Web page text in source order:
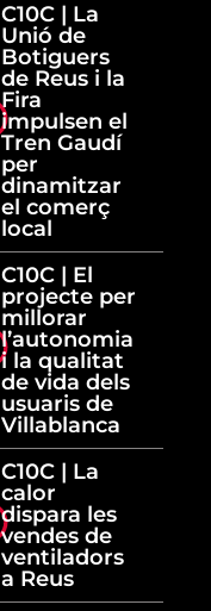
C10C | La
Unió de
Botiguers
de Reus i la
Fira
impulsen el
Tren Gaudí
per
dinamitzar
el comerç
local
C10C | El
projecte per
millorar
l’autonomia
i la qualitat
de vida dels
usuaris de
Villablanca
C10C | La
calor
dispara les
vendes de
ventiladors
a Reus